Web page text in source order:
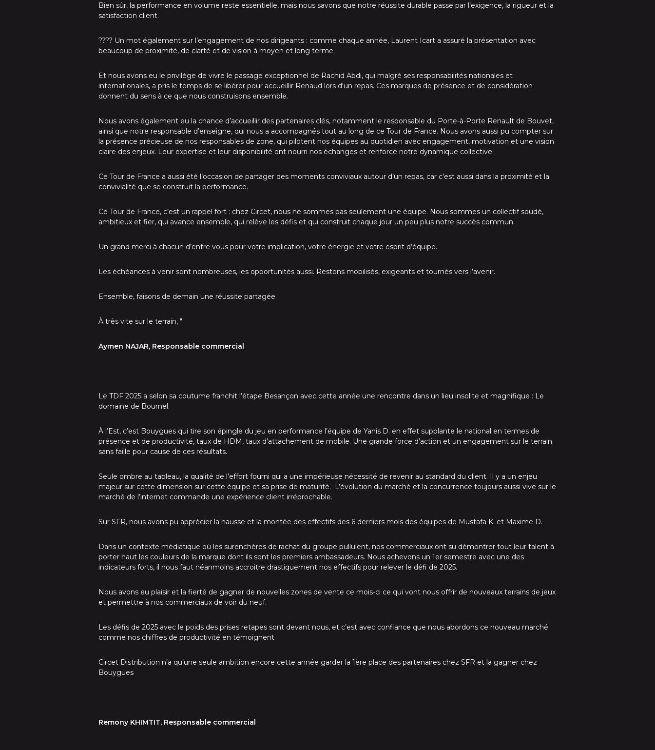
Bien sûr, la performance en volume reste essentielle, mais nous savons que notre réussite durable passe par l’exigence, la rigueur et la
satisfaction client.
???? Un mot également sur l’engagement de nos dirigeants : comme chaque année, Laurent Icart a assuré la présentation avec
beaucoup de proximité, de clarté et de vision à moyen et long terme.
Et nous avons eu le privilège de vivre le passage exceptionnel de Rachid Abdi, qui malgré ses responsabilités nationales et
internationales, a pris le temps de se libérer pour accueillir Renaud lors d'un repas. Ces marques de présence et de considération
donnent du sens à ce que nous construisons ensemble.
Nous avons également eu la chance d’accueillir des partenaires clés, notamment le responsable du Porte-à-Porte Renault de Bouvet,
ainsi que notre responsable d’enseigne, qui nous a accompagnés tout au long de ce Tour de France. Nous avons aussi pu compter sur
la présence précieuse de nos responsables de zone, qui pilotent nos équipes au quotidien avec engagement, motivation et une vision
claire des enjeux. Leur expertise et leur disponibilité ont nourri nos échanges et renforcé notre dynamique collective.
Ce Tour de France a aussi été l’occasion de partager des moments conviviaux autour d’un repas, car c’est aussi dans la proximité et la
convivialité que se construit la performance.
Ce Tour de France, c’est un rappel fort : chez Circet, nous ne sommes pas seulement une équipe. Nous sommes un collectif soudé,
ambitieux et fier, qui avance ensemble, qui relève les défis et qui construit chaque jour un peu plus notre succès commun.
Un grand merci à chacun d’entre vous pour votre implication, votre énergie et votre esprit d’équipe.
Les échéances à venir sont nombreuses, les opportunités aussi. Restons mobilisés, exigeants et tournés vers l’avenir.
Ensemble, faisons de demain une réussite partagée.
À très vite sur le terrain, "
Aymen NAJAR, Responsable commercial
Le TDF 2025 a selon sa coutume franchit l’étape Besançon avec cette année une rencontre dans un lieu insolite et magnifique : Le
domaine de Bournel.
À l’Est, c’est Bouygues qui tire son épingle du jeu en performance l’équipe de Yanis D. en effet supplante le national en termes de
présence et de productivité, taux de HDM, taux d’attachement de mobile. Une grande force d’action et un engagement sur le terrain
sans faille pour cause de ces résultats.
Seule ombre au tableau, la qualité de l’effort fourni qui a une impérieuse nécessité de revenir au standard du client. Il y a un enjeu
majeur sur cette dimension sur cette équipe et sa prise de maturité. L’évolution du marché et la concurrence toujours aussi vive sur le
marché de l’internet commande une expérience client irréprochable.
Sur SFR, nous avons pu apprécier la hausse et la montée des effectifs des 6 derniers mois des équipes de Mustafa K. et Maxime D.
Dans un contexte médiatique où les surenchères de rachat du groupe pullulent, nos commerciaux ont su démontrer tout leur talent à
porter haut les couleurs de la marque dont ils sont les premiers ambassadeurs. Nous achevons un 1er semestre avec une des
indicateurs forts, il nous faut néanmoins accroitre drastiquement nos effectifs pour relever le défi de 2025.
Nous avons eu plaisir et la fierté de gagner de nouvelles zones de vente ce mois-ci ce qui vont nous offrir de nouveaux terrains de jeux
et permettre à nos commerciaux de voir du neuf.
Les défis de 2025 avec le poids des prises retapes sont devant nous, et c’est avec confiance que nous abordons ce nouveau marché
comme nos chiffres de productivité en témoignent
Circet Distribution n’a qu’une seule ambition encore cette année garder la 1ère place des partenaires chez SFR et la gagner chez
Bouygues
Remony KHIMTIT, Responsable commercial